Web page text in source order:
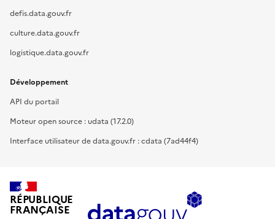
defis.data.gouv.fr
culture.data.gouv.fr
logistique.data.gouv.fr
Développement
API du portail
Moteur open source : udata (17.2.0)
Interface utilisateur de data.gouv.fr : cdata (7ad44f4)
RÉPUBLIQUE
FRANÇAISE